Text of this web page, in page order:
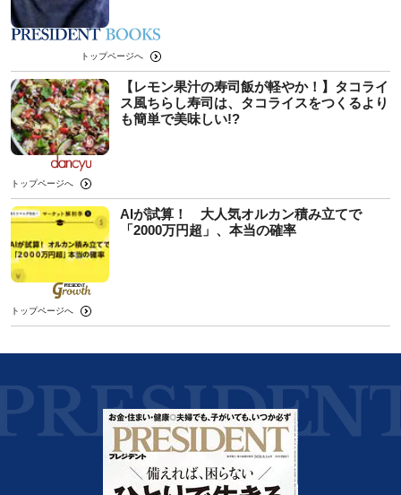
トップページへ
【レモン果汁の寿司飯が軽やか！】タコライ
ス風ちらし寿司は、タコライスをつくるより
も簡単で美味しい!?
トップページへ
AIが試算！ 大人気オルカン積み立てで
「2000万円超」、本当の確率
トップページへ